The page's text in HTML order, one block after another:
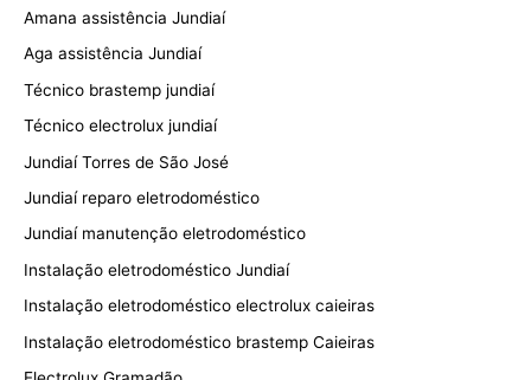
Amana assistência Jundiaí
Aga assistência Jundiaí
Técnico brastemp jundiaí
Técnico electrolux jundiaí
Jundiaí Torres de São José
Jundiaí reparo eletrodoméstico
Jundiaí manutenção eletrodoméstico
Instalação eletrodoméstico Jundiaí
Instalação eletrodoméstico electrolux caieiras
Instalação eletrodoméstico brastemp Caieiras